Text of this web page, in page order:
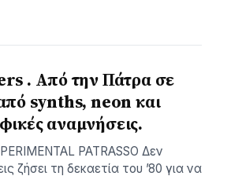
. Από την Πάτρα σε
synths, neon και
αναμνήσεις.
PATRASSO Δεν
ζήσει τη δεκαετία του ’80 για να